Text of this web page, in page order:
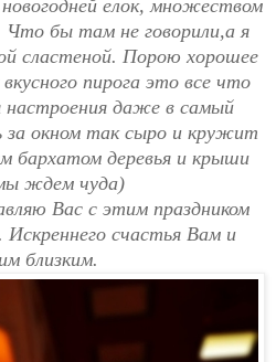
елок, множеством
Что бы там не говорили,а я
сластеной. Порою хорошее
пирога это все что
настроения даже в самый
за окном так сыро и кружит
бархатом деревья и крыши
ждем чуда)
Вас с этим праздником
Искреннего счастья Вам и
близким.